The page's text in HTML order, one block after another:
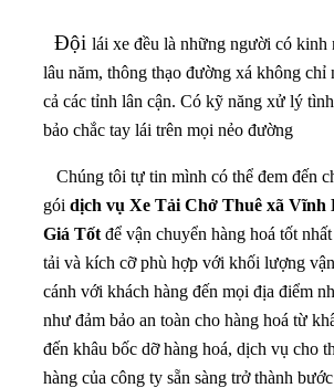
Đội lái xe đều là những người có kinh
lâu năm, thông thạo đường xá không chỉ
cả các tỉnh lân cận. Có kỹ năng xử lý
bảo chắc tay lái trên mọi nẻo đường
Chúng tôi tự tin mình có thể đem đến
gói dịch vụ Xe Tải Chở Thuê xã Vĩnh
Giá Tốt để vận chuyển hàng hoá tốt
tải và kích cỡ phù hợp với khối lượng
cánh với khách hàng đến mọi địa điểm
như đảm bảo an toàn cho hàng hoá từ
đến khâu bốc dỡ hàng hoá, dịch vụ cho
hàng của công ty sẵn sàng trở thành